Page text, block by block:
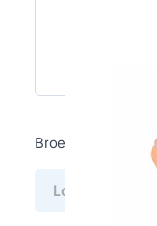
Broek
Log in voor prijs